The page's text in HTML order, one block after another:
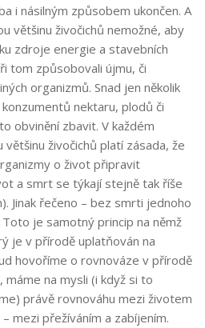
i násilným způsobem ukončen. A
většinu živočichů nemožné, aby
zdroje energie a stavebních
tom způsobovali újmu, či
organizmů. Snad jen několik
nektaru, plodů či
obvinění zbavit. V každém
živočichů platí zásada, že
o život připravit
a smrt se týkají stejně tak říše
Jinak řečeno – bez smrti jednoho
je samotný princip na němž
je v přírodě uplatňován na
hovoříme o rovnováze v přírodě
na mysli (i když si to
právě rovnováhu mezi životem
mezi přežíváním a zabíjením.